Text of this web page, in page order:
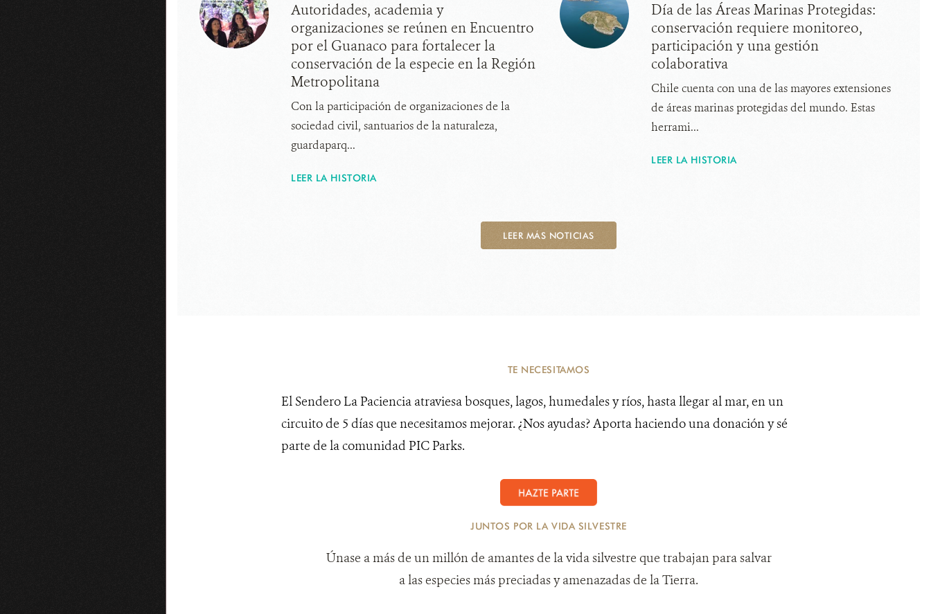
Autoridades, academia y
organizaciones se reúnen en Encuentro
por el Guanaco para fortalecer la
conservación de la especie en la Región
Metropolitana
Con la participación de organizaciones de la
sociedad civil, santuarios de la naturaleza,
guardaparq...
LEER LA HISTORIA
Día de las Áreas Marinas Protegidas:
conservación requiere monitoreo,
participación y una gestión
colaborativa
Chile cuenta con una de las mayores extensiones
de áreas marinas protegidas del mundo. Estas
herrami...
LEER LA HISTORIA
LEER MÁS NOTICIAS
TE NECESITAMOS
El Sendero La Paciencia atraviesa bosques, lagos, humedales y ríos, hasta llegar al mar, en un
circuito de 5 días que necesitamos mejorar. ¿Nos ayudas? Aporta haciendo una donación y sé
parte de la comunidad PIC Parks.
JUNTOS POR LA VIDA SILVESTRE
Únase a más de un millón de amantes de la vida silvestre que trabajan para salvar
a las especies más preciadas y amenazadas de la Tierra.